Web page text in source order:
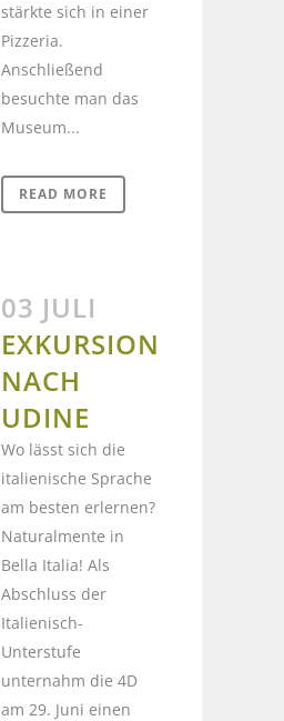
stärkte sich in einer
Pizzeria.
Anschließend
besuchte man das
Museum...
READ MORE
03 JULI
EXKURSION
NACH
UDINE
Wo lässt sich die
italienische Sprache
am besten erlernen?
Naturalmente in
Bella Italia! Als
Abschluss der
Italienisch-
Unterstufe
unternahm die 4D
am 29. Juni einen